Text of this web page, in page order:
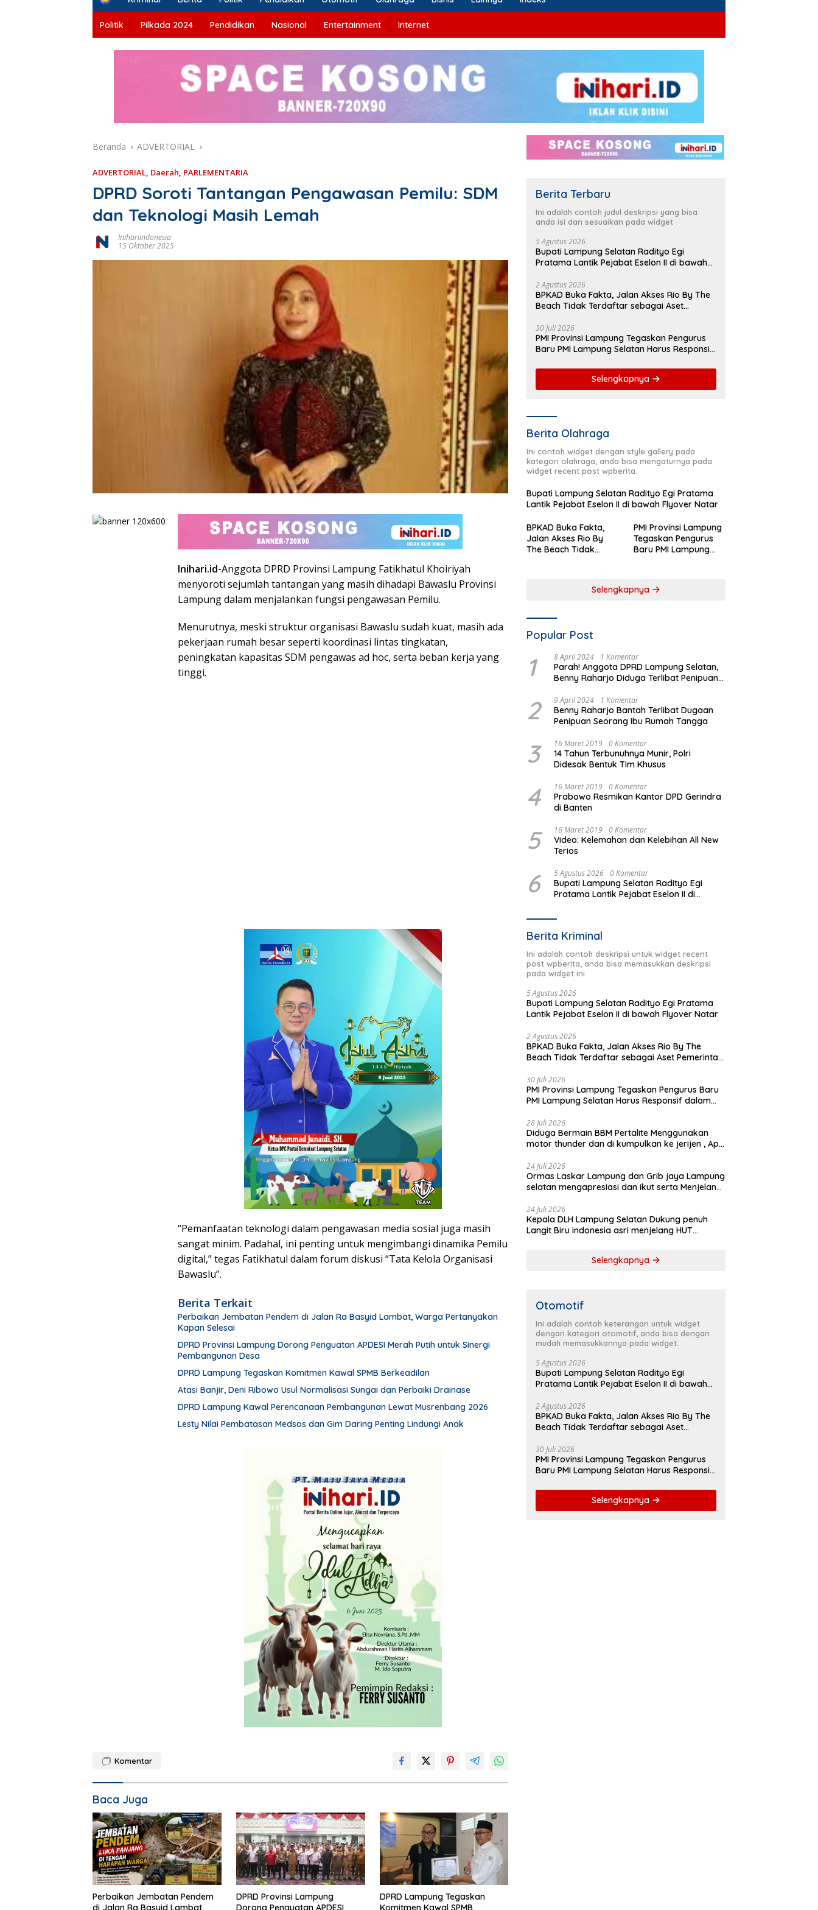
m
e
Politik Pilkada 2024 Pendidikan Nasional Entertainment Internet
Beranda ADVERTORIAL
ADVERTORIAL, Daerah, PARLEMENTARIA
DPRD Soroti Tantangan Pengawasan Pemilu: SDM
dan Teknologi Masih Lemah
Inihariindonesia
15 Oktober 2025
Inihari.id-Anggota DPRD Provinsi Lampung Fatikhatul Khoiriyah
menyoroti sejumlah tantangan yang masih dihadapi Bawaslu Provinsi
Lampung dalam menjalankan fungsi pengawasan Pemilu.
Menurutnya, meski struktur organisasi Bawaslu sudah kuat, masih ada
pekerjaan rumah besar seperti koordinasi lintas tingkatan,
peningkatan kapasitas SDM pengawas ad hoc, serta beban kerja yang
tinggi.
“Pemanfaatan teknologi dalam pengawasan media sosial juga masih
sangat minim. Padahal, ini penting untuk mengimbangi dinamika Pemilu
digital,” tegas Fatikhatul dalam forum diskusi “Tata Kelola Organisasi
Bawaslu”.
Berita Terkait
Perbaikan Jembatan Pendem di Jalan Ra Basyid Lambat, Warga Pertanyakan
Kapan Selesai
DPRD Provinsi Lampung Dorong Penguatan APDESI Merah Putih untuk Sinergi
Pembangunan Desa
DPRD Lampung Tegaskan Komitmen Kawal SPMB Berkeadilan
Atasi Banjir, Deni Ribowo Usul Normalisasi Sungai dan Perbaiki Drainase
DPRD Lampung Kawal Perencanaan Pembangunan Lewat Musrenbang 2026
Lesty Nilai Pembatasan Medsos dan Gim Daring Penting Lindungi Anak
Komentar
Baca Juga
Perbaikan Jembatan Pendem
DPRD Provinsi Lampung
DPRD Lampung Tegaskan
Berita Terbaru
Ini adalah contoh judul deskripsi yang bisa
anda isi dan sesuaikan pada widget
5 Agustus 2026
Bupati Lampung Selatan Radityo Egi
Pratama Lantik Pejabat Eselon II di bawah
2 Agustus 2026
BPKAD Buka Fakta, Jalan Akses Rio By The
Beach Tidak Terdaftar sebagai Aset
30 Juli 2026
PMI Provinsi Lampung Tegaskan Pengurus
Baru PMI Lampung Selatan Harus Responsif
Selengkapnya
Berita Olahraga
Ini contoh widget dengan style gallery pada
kategori olahraga, anda bisa mengaturnya pada
widget recent post wpberita.
Bupati Lampung Selatan Radityo Egi Pratama
Lantik Pejabat Eselon II di bawah Flyover Natar
BPKAD Buka Fakta,
Jalan Akses Rio By
The Beach Tidak
PMI Provinsi Lampung
Tegaskan Pengurus
Baru PMI Lampung
Selengkapnya
Popular Post
1 8 April 2024 1 Komentar
Parah! Anggota DPRD Lampung Selatan,
Benny Raharjo Diduga Terlibat Penipuan
2 9 April 2024 1 Komentar
Benny Raharjo Bantah Terlibat Dugaan
Penipuan Seorang Ibu Rumah Tangga
3 16 Maret 2019 0 Komentar
14 Tahun Terbunuhnya Munir, Polri
Didesak Bentuk Tim Khusus
4 16 Maret 2019 0 Komentar
Prabowo Resmikan Kantor DPD Gerindra
di Banten
5 16 Maret 2019 0 Komentar
Video: Kelemahan dan Kelebihan All New
Terios
6 5 Agustus 2026 0 Komentar
Bupati Lampung Selatan Radityo Egi
Pratama Lantik Pejabat Eselon II di
Berita Kriminal
Ini adalah contoh deskripsi untuk widget recent
post wpberita, anda bisa memasukkan deskripsi
pada widget ini.
5 Agustus 2026
Bupati Lampung Selatan Radityo Egi Pratama
Lantik Pejabat Eselon II di bawah Flyover Natar
2 Agustus 2026
BPKAD Buka Fakta, Jalan Akses Rio By The
Beach Tidak Terdaftar sebagai Aset Pemerintah
30 Juli 2026
PMI Provinsi Lampung Tegaskan Pengurus Baru
PMI Lampung Selatan Harus Responsif dalam
28 Juli 2026
Diduga Bermain BBM Pertalite Menggunakan
motor thunder dan di kumpulkan ke jerijen , Apri
24 Juli 2026
Ormas Laskar Lampung dan Grib jaya Lampung
selatan mengapresiasi dan ikut serta Menjelang
pimpinan cabang) Partai Demokrat Lampung
Selatan gelar aksi bersih-bersih pantai dan
menanam pohon
24 Juli 2026
Kepala DLH Lampung Selatan Dukung penuh
Langit Biru indonesia asri menjelang HUT
Selengkapnya
Otomotif
Ini adalah contoh keterangan untuk widget
dengan kategori otomotif, anda bisa dengan
mudah memasukkannya pada widget.
5 Agustus 2026
Bupati Lampung Selatan Radityo Egi
Pratama Lantik Pejabat Eselon II di bawah
2 Agustus 2026
BPKAD Buka Fakta, Jalan Akses Rio By The
Beach Tidak Terdaftar sebagai Aset
30 Juli 2026
PMI Provinsi Lampung Tegaskan Pengurus
Baru PMI Lampung Selatan Harus Responsif
Selengkapnya